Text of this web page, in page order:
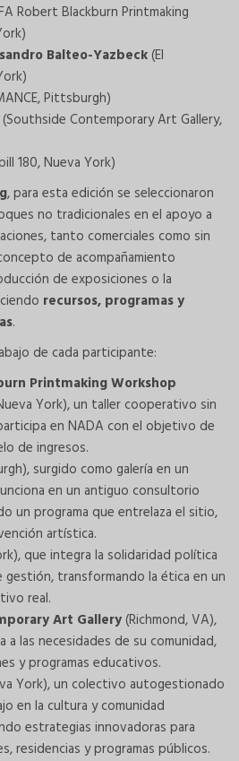
Robert Blackburn Printmaking
Balteo-Yazbeck(El
Pittsburgh)
(Southside Contemporary Art Gallery,
180, Nueva York)
, para esta edición se seleccionaron
no tradicionales en el apoyo a
tanto comerciales como sin
de acompañamiento
de exposiciones o la
recursos, programas y
.
de cada participante:
Printmaking Workshop
York), un taller cooperativo sin
en NADA con el objetivo de
de ingresos.
surgido como galería en un
en un antiguo consultorio
un programa que entrelaza el sitio,
artística.
que integra la solidaridad política
transformando la ética en un
real.
Art Gallery(Richmond, VA),
a las necesidades de su comunidad,
y programas educativos.
York), un colectivo autogestionado
en la cultura y comunidad
estrategias innovadoras para
residencias y programas públicos.